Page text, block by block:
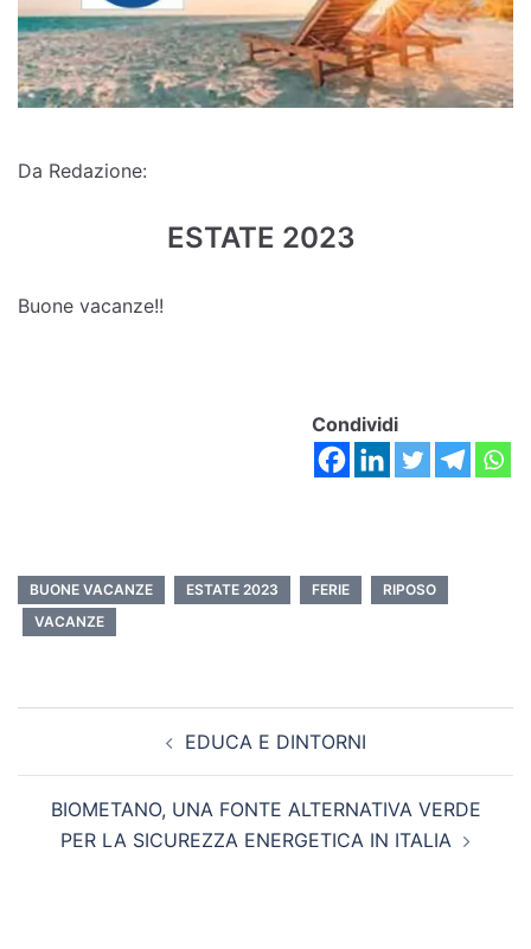
Da Redazione:
ESTATE 2023
Buone vacanze!!
Condividi
BUONE VACANZE ESTATE 2023 FERIE
RIPOSO
VACANZE
EDUCA E DINTORNI
BIOMETANO, UNA FONTE ALTERNATIVA VERDE
PER LA SICUREZZA ENERGETICA IN ITALIA